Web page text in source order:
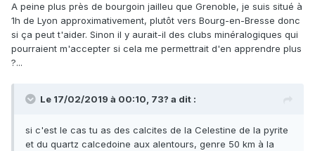
A peine plus près de bourgoin jailleu que Grenoble, je suis situé à
1h de Lyon approximativement, plutôt vers Bourg-en-Bresse donc
si ça peut t'aider. Sinon il y aurait-il des clubs minéralogiques qui
pourraient m'accepter si cela me permettrait d'en apprendre plus
?...
Le 17/02/2019 à 00:10, 73? a dit :
si c'est le cas tu as des calcites de la Celestine de la pyrite
et du quartz calcedoine aux alentours, genre 50 km à la